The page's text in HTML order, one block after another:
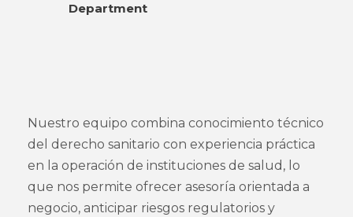
Department
Nuestro equipo combina conocimiento técnico
del derecho sanitario con experiencia práctica
en la operación de instituciones de salud, lo
que nos permite ofrecer asesoría orientada a
negocio, anticipar riesgos regulatorios y